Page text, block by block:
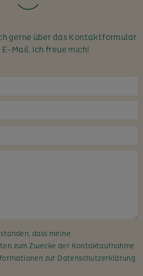
gerne über das Kontaktformular
E-Mail. Ich freue mich!
dass meine
zum Zwecke der Kontaktaufnahme
zur Datenschutzerklärung